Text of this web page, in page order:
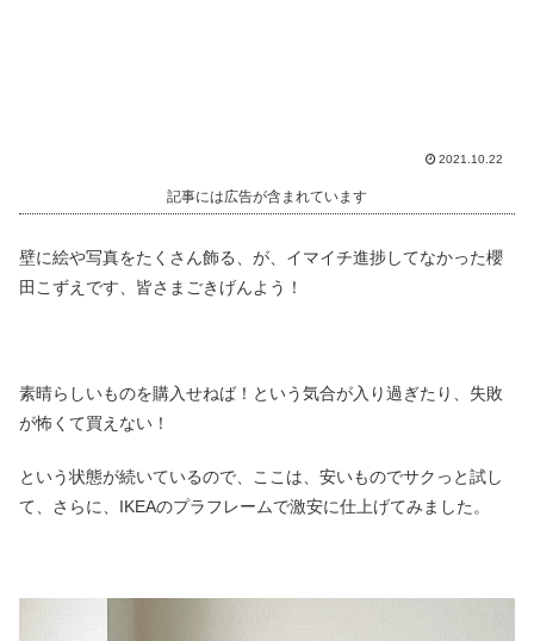
2021.10.22
記事には広告が含まれています
壁に絵や写真をたくさん飾る、が、イマイチ進捗してなかった櫻
田こずえです、皆さまごきげんよう！
素晴らしいものを購入せねば！という気合が入り過ぎたり、失敗
が怖くて買えない！
という状態が続いているので、ここは、安いものでサクっと試し
て、さらに、IKEAのプラフレームで激安に仕上げてみました。